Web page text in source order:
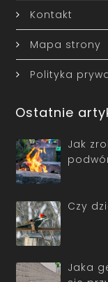
Kontakt
Mapa strony
Polityka
Ostatnie
Jak
Czy
Jaka